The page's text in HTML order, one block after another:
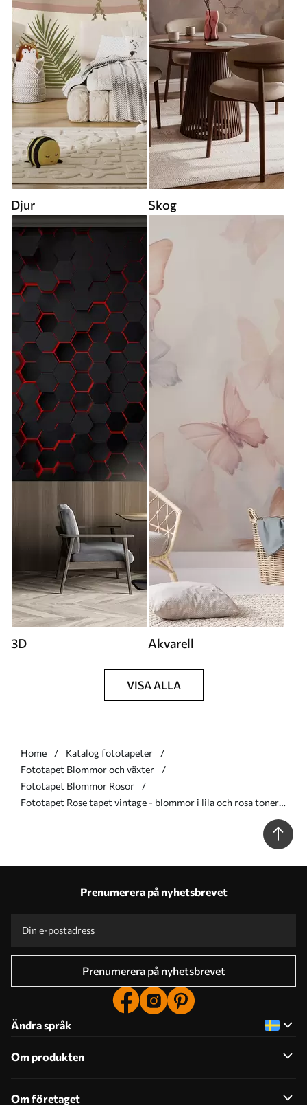
Djur Skog
3D Akvarell
VISA ALLA
Home
Katalog fototapeter
Fototapet Blommor och växter
Fototapet Blommor Rosor
Fototapet Rose tapet vintage - blommor i lila och rosa toner -
Prenumerera på nyhetsbrevet
Prenumerera på nyhetsbrevet
Ändra språk
Om produkten
Om företaget